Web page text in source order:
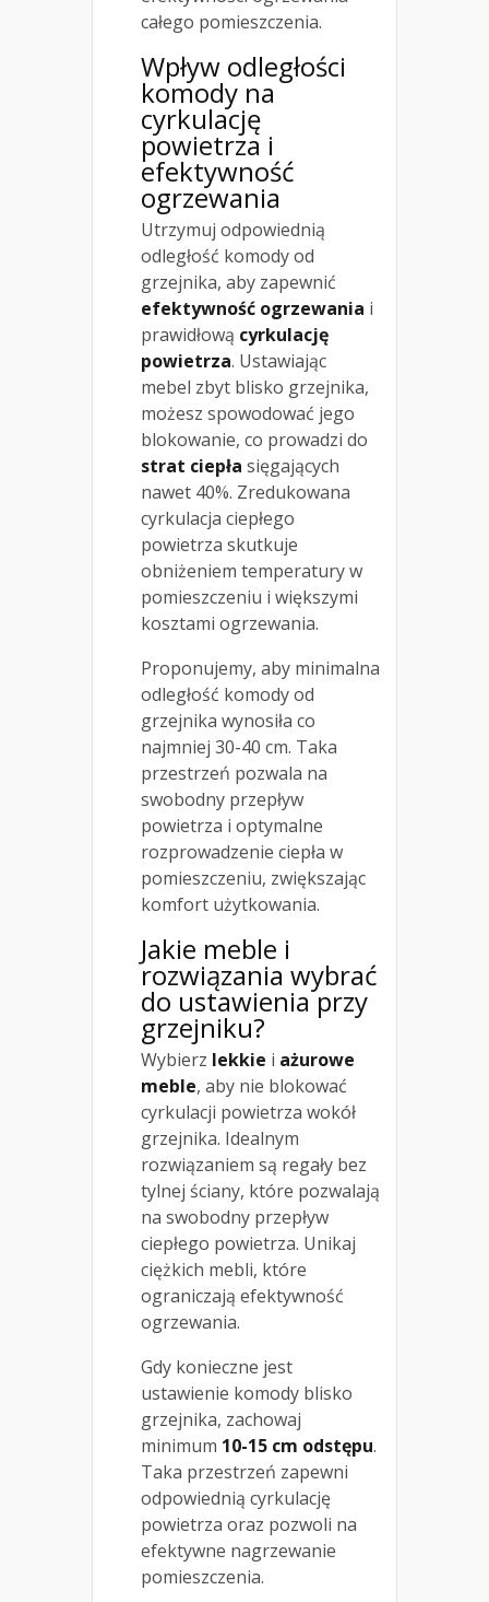
całego pomieszczenia.
Wpływ odległości
komody na
cyrkulację
powietrza i
efektywność
ogrzewania
Utrzymuj odpowiednią
odległość komody od
grzejnika, aby zapewnić
efektywność ogrzewania i
prawidłową cyrkulację
powietrza. Ustawiając
mebel zbyt blisko grzejnika,
możesz spowodować jego
blokowanie, co prowadzi do
strat ciepła sięgających
nawet 40%. Zredukowana
cyrkulacja ciepłego
powietrza skutkuje
obniżeniem temperatury w
pomieszczeniu i większymi
kosztami ogrzewania.
Proponujemy, aby minimalna
odległość komody od
grzejnika wynosiła co
najmniej 30-40 cm. Taka
przestrzeń pozwala na
swobodny przepływ
powietrza i optymalne
rozprowadzenie ciepła w
pomieszczeniu, zwiększając
komfort użytkowania.
Jakie meble i
rozwiązania wybrać
do ustawienia przy
grzejniku?
Wybierz lekkie i ażurowe
meble, aby nie blokować
cyrkulacji powietrza wokół
grzejnika. Idealnym
rozwiązaniem są regały bez
tylnej ściany, które pozwalają
na swobodny przepływ
ciepłego powietrza. Unikaj
ciężkich mebli, które
ograniczają efektywność
ogrzewania.
Gdy konieczne jest
ustawienie komody blisko
grzejnika, zachowaj
minimum 10-15 cm odstępu.
Taka przestrzeń zapewni
odpowiednią cyrkulację
powietrza oraz pozwoli na
efektywne nagrzewanie
pomieszczenia.